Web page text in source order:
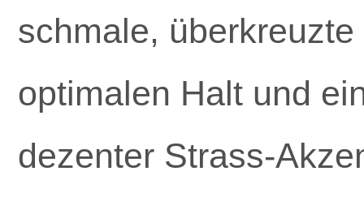
schmale,
optimalen Halt und
dezenter Strass-